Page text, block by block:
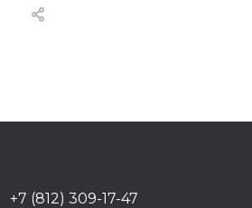
+7 (812) 309-17-47